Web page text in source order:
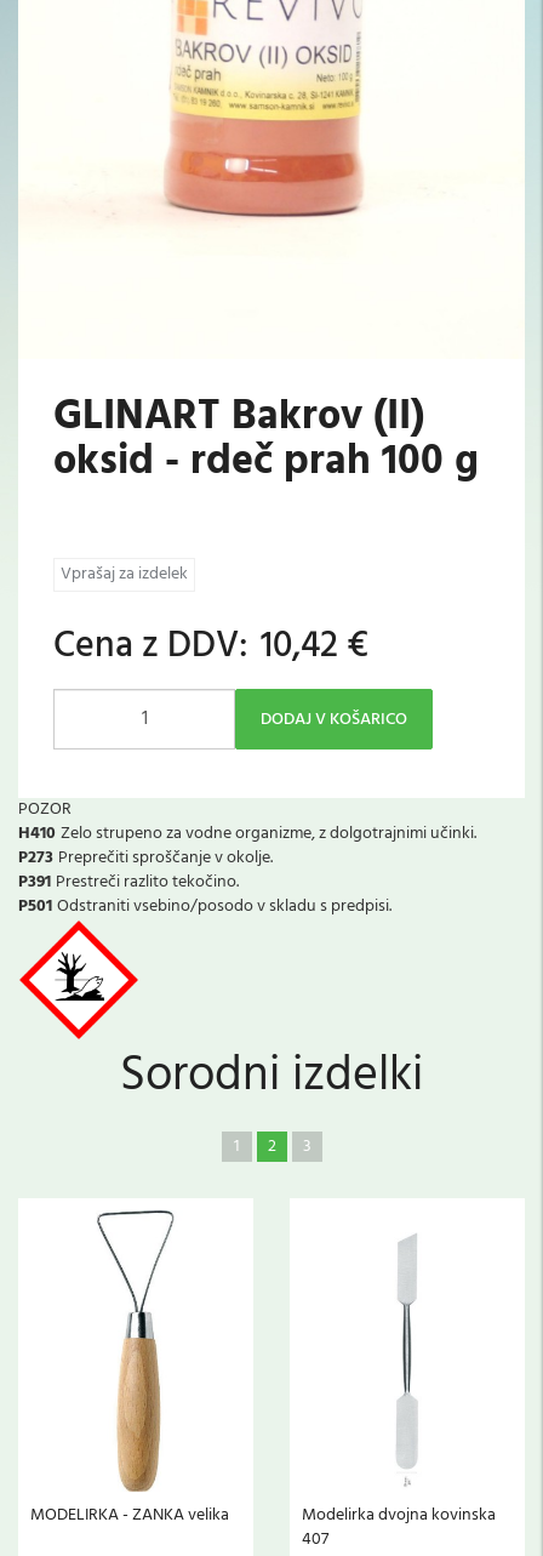
GLINART Bakrov (II)
oksid - rdeč prah 100 g
Vprašaj za izdelek
Cena z DDV: 10,42 €
DODAJ V KOŠARICO
POZOR
H410Zelo strupeno za vodne organizme, z dolgotrajnimi učinki.
P273 Preprečiti sproščanje v okolje.
P391 Prestreči razlito tekočino.
P501Odstraniti vsebino/posodo v skladu s predpisi.
Sorodni izdelki
1 2 3
MODELIRKA - ZANKA velika
Modelirka dvojna kovinska
407